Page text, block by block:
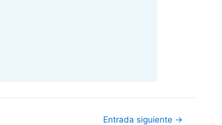
Entrada siguiente →